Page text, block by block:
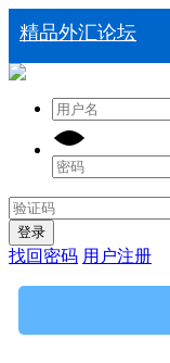
精品外汇论坛
登录
找回密码 用户注册